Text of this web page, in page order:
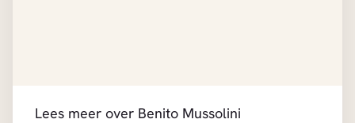
Lees meer over Benito Mussolini